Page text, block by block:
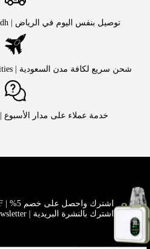
توصيل بنفس اليوم في الرياض | Same day delivery in Riyadh
شحن سريع لكافة مدن السعودية | Fast Shipping To All Saudi Cities
خدمة عملاء على مدار الأسبوع | Customer service 24/7
اشترك واحصل على خصم 5% | Subscribe and grab 5% OFF!
اشترك بالنشرة البريدية | Subscribe to Newsletter